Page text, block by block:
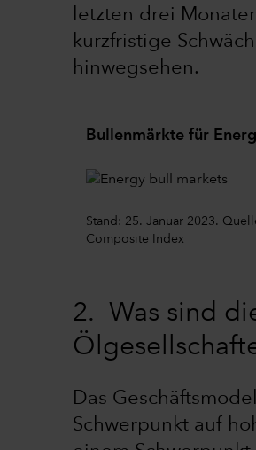
letzten drei
kurzfristige
hinwegsehen.
Bullenmärkte für
Stand: 25. Januar 2023.
Composite Index
2. Was sind
Das
Schwerpunkt auf